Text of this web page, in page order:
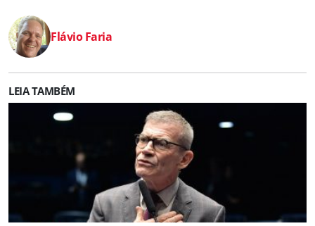
Flávio Faria
LEIA TAMBÉM